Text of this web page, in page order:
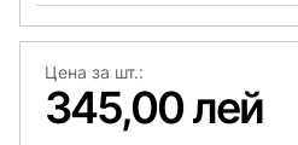
Цена за шт.:
345,00 лей